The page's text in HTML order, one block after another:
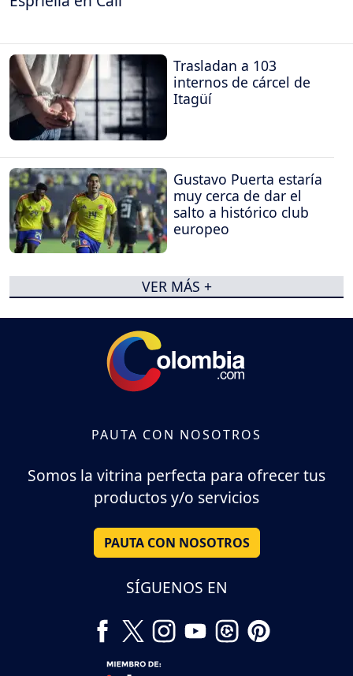
Trasladan a 103
internos de cárcel de
Itagüí
Gustavo Puerta estaría
muy cerca de dar el
salto a histórico club
europeo
VER MÁS +
PAUTA CON NOSOTROS
Somos la vitrina perfecta para ofrecer tus
productos y/o servicios
PAUTA CON NOSOTROS
SÍGUENOS EN